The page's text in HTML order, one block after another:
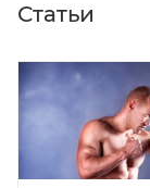
Статьи